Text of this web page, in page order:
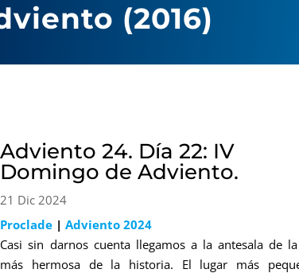
(2016)
Adviento 24. Día 22: IV
Domingo de Adviento.
21 Dic 2024
Proclade |Adviento 2024
Casi sin darnos cuenta llegamos a la antesala de
más hermosa de la historia. El lugar más